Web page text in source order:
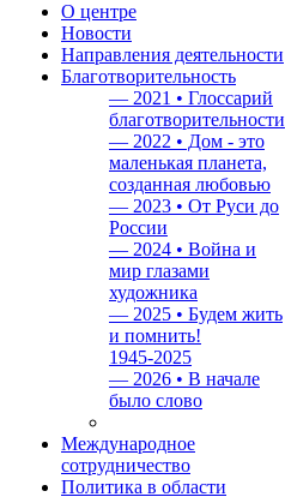
О центре
Новости
Направления деятельности
Благотворительность
— 2021 • Глоссарий
благотворительности
— 2022 • Дом - это
маленькая планета,
созданная любовью
— 2023 • От Руси до
России
— 2024 • Война и
мир глазами
художника
— 2025 • Будем жить
и помнить!
1945-2025
— 2026 • В начале
было слово
Международное
сотрудничество
Политика в области